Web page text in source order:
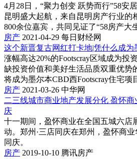
4月28日，“聚力创变 跃势而行”58安
昆明盛大起航，来自昆明房产行业的
800余位嘉宾，共同见证了“58房产大
房产 2021-04-29 每日财经网
这个新晋复古网红打卡地|凭什么成为
涨幅高达20%的Footscray区域成为投
缺投资价值和美好生活品质双重优势
将成为墨尔本CBD西Footscray住宅项
房产 2021-03-26 中华网
二三线城市商业地产发展分化 盈怀商
庆
十一期间，盈怀商业在全国五城六店
动。郑州·三店同庆在郑州，盈怀商
同庆。
房产 2019-10-10 腾讯房产